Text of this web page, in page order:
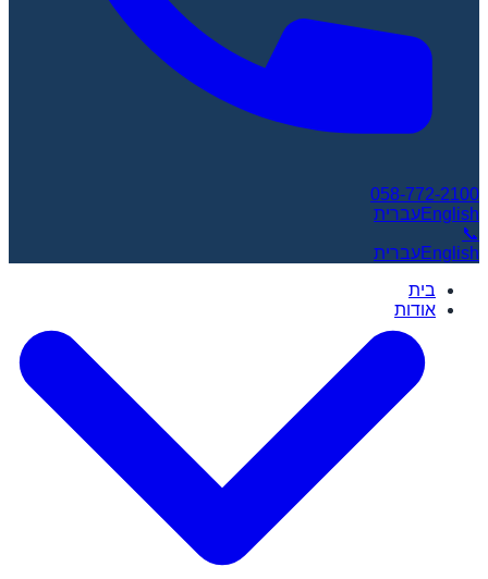
058-772-2100
Englishעברית
📞
Englishעברית
בית
אודות